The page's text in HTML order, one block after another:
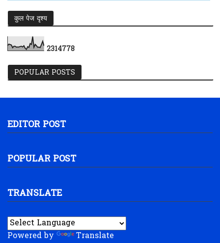
कुल पेज दृश्य
2314778
POPULAR POSTS
EDITOR POST
POPULAR POST
TRANSLATE
Powered by Translate